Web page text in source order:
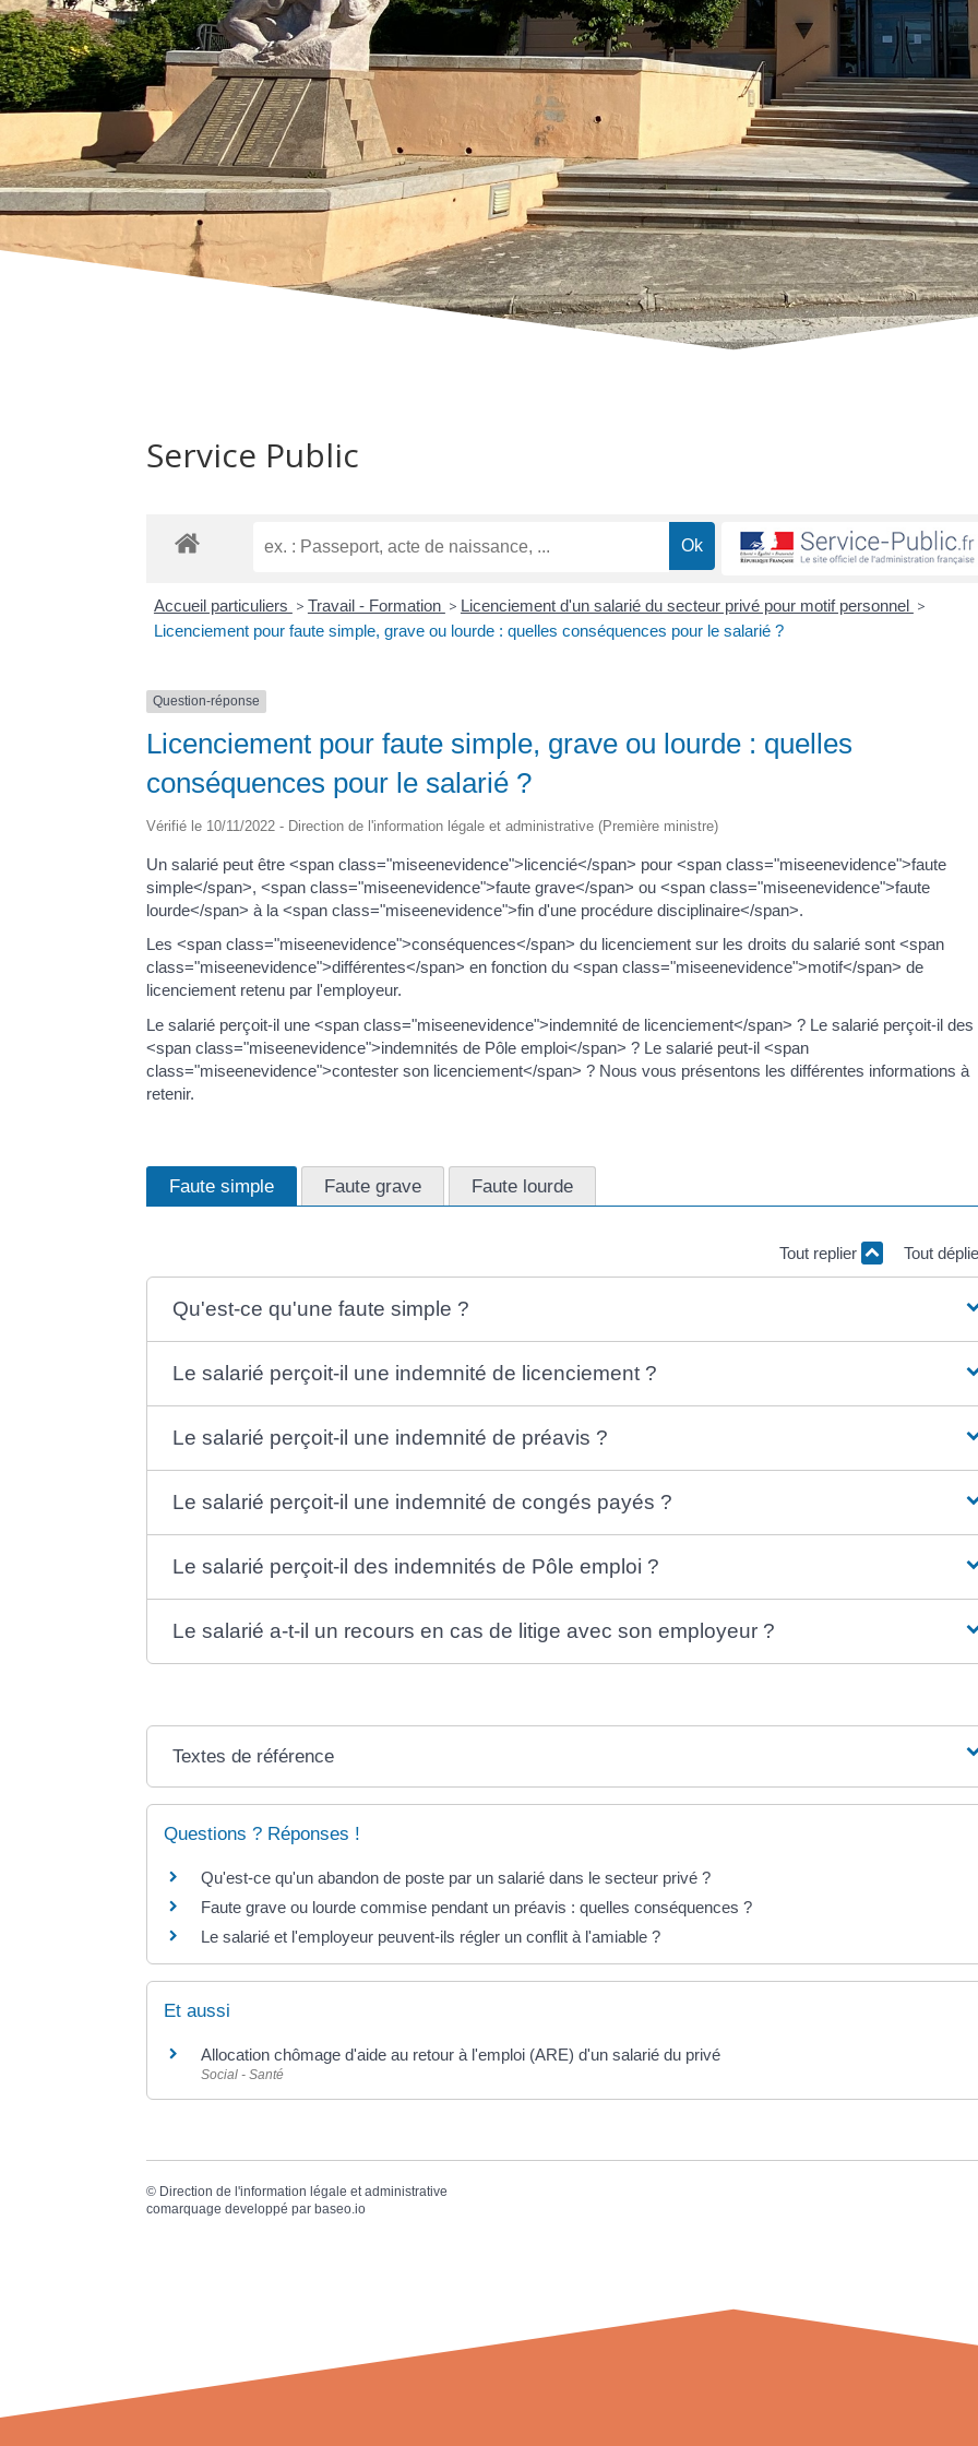
Service Public
Accueil particuliers > Travail - Formation > Licenciement d'un salarié du secteur privé pour motif personnel >
Licenciement pour faute simple, grave ou lourde : quelles conséquences pour le salarié ?
Question-réponse
Licenciement pour faute simple, grave ou lourde : quelles
conséquences pour le salarié ?
Vérifié le 10/11/2022 - Direction de l'information légale et administrative (Première ministre)
Un salarié peut être <span class="miseenevidence">licencié</span> pour <span class="miseenevidence">faute
simple</span>, <span class="miseenevidence">faute grave</span> ou <span class="miseenevidence">faute
lourde</span> à la <span class="miseenevidence">fin d'une procédure disciplinaire</span>.
Les <span class="miseenevidence">conséquences</span> du licenciement sur les droits du salarié sont <span
class="miseenevidence">différentes</span> en fonction du <span class="miseenevidence">motif</span> de
licenciement retenu par l'employeur.
Le salarié perçoit-il une <span class="miseenevidence">indemnité de licenciement</span> ? Le salarié perçoit-il des
<span class="miseenevidence">indemnités de Pôle emploi</span> ? Le salarié peut-il <span
class="miseenevidence">contester son licenciement</span> ? Nous vous présentons les différentes informations à
retenir.
Faute simple Faute grave Faute lourde
Tout replier Tout
Qu'est-ce qu'une faute simple ?
Le salarié perçoit-il une indemnité de licenciement ?
Le salarié perçoit-il une indemnité de préavis ?
Le salarié perçoit-il une indemnité de congés payés ?
Le salarié perçoit-il des indemnités de Pôle emploi ?
Le salarié a-t-il un recours en cas de litige avec son employeur ?
Textes de référence
Questions ? Réponses !
Qu'est-ce qu'un abandon de poste par un salarié dans le secteur privé ?
Faute grave ou lourde commise pendant un préavis : quelles conséquences ?
Le salarié et l'employeur peuvent-ils régler un conflit à l'amiable ?
Et aussi
Allocation chômage d'aide au retour à l'emploi (ARE) d'un salarié du privé
Social - Santé
© Direction de l'information légale et administrative
comarquage developpé par baseo.io